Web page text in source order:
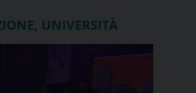
UNIVERSITÀ